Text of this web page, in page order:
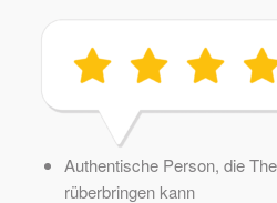
Authentische Person, die
rüberbringen kann